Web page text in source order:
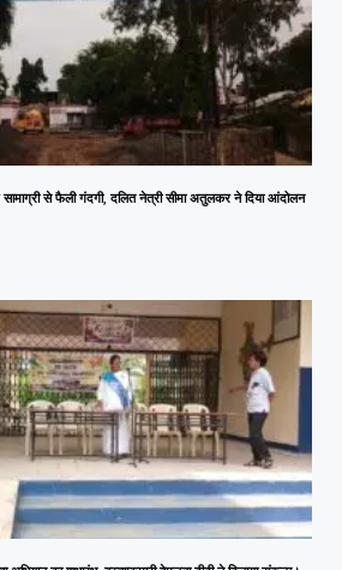
सामाग्री से फैली गंदगी, दलित नेत्री सीमा अतुलकर ने दिया आंदोलन